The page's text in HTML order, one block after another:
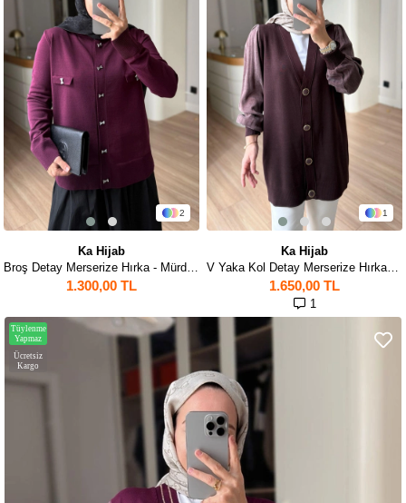
2
Ka Hijab
Broş Detay Merserize Hırka - Mürdüm
1.300,00 TL
1
Ka Hijab
V Yaka Kol Detay Merserize Hırka - Kahverengi
1
1.650,00 TL
Ücretsiz
Kargo
Tüylenme
Yapmaz